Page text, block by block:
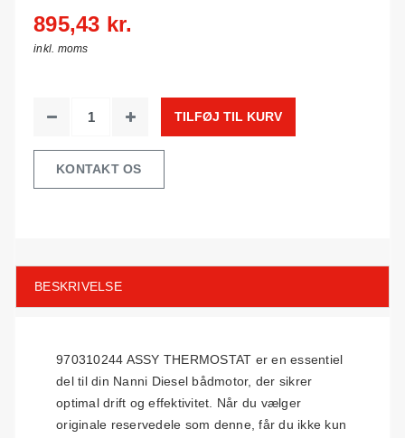
895,43 kr.
inkl. moms
TILFØJ TIL KURV
KONTAKT OS
BESKRIVELSE
970310244 ASSY THERMOSTAT er en essentiel
del til din Nanni Diesel bådmotor, der sikrer
optimal drift og effektivitet. Når du vælger
originale reservedele som denne, får du ikke kun